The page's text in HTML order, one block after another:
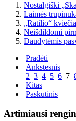
Nostalgiški
Laimės
„Ratilio“
Neišdildomi
Daudytėmis
Pradėti
Ankstesnis
2 3 4 5 6 7
Kitas
Paskutinis
Artimiausi